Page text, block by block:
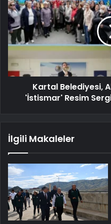
Kartal Belediyesi,
'İstismar' Resim
İlgili Makaleler